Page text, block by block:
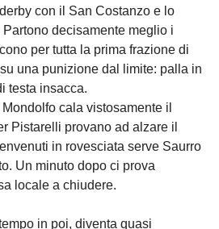
con il San Costanzo e lo
decisamente meglio i
per tutta la prima frazione di
una punizione dal limite: palla in
testa insacca.
cala vistosamente il
Pistarelli provano ad alzare il
in rovesciata serve Saurro
Un minuto dopo ci prova
locale a chiudere.
in poi, diventa quasi